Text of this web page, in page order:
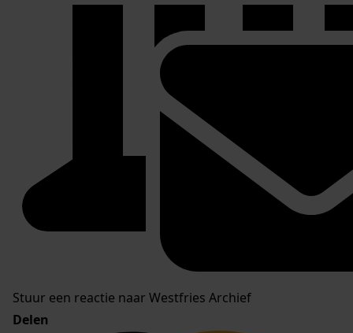
Stuur een reactie naar Westfries Archief
Delen